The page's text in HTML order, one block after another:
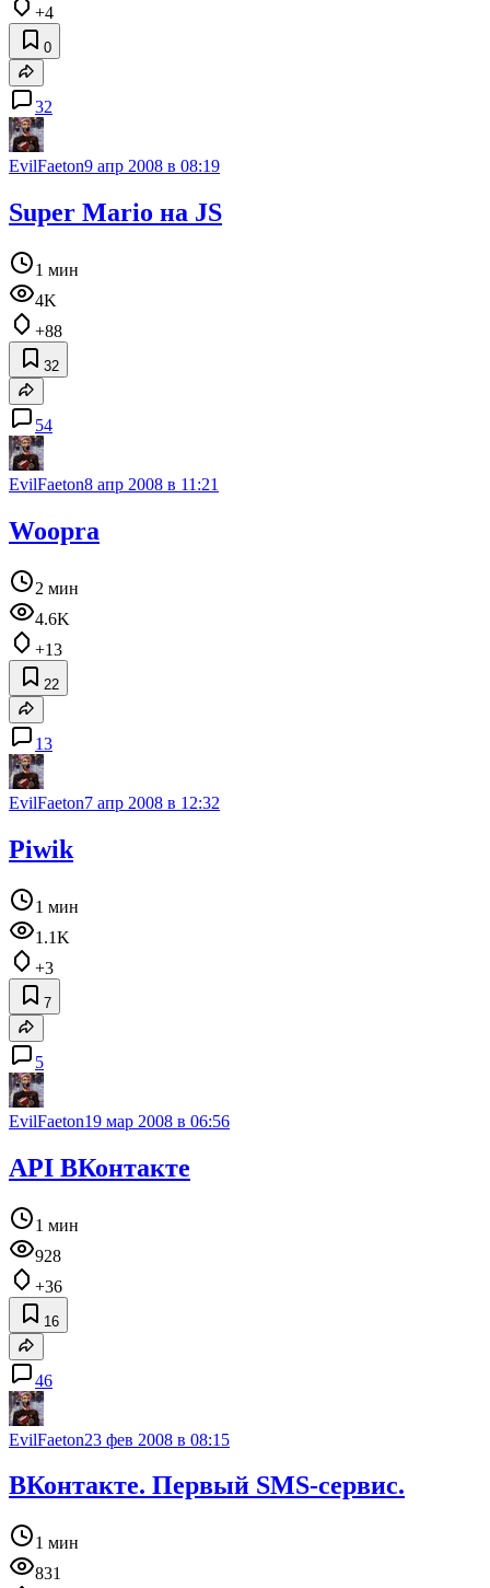
+4
0
32
EvilFaeton9 апр 2008 в 08:19
Super Mario на JS
1 мин
4K
+88
32
54
EvilFaeton8 апр 2008 в 11:21
Woopra
2 мин
4.6K
+13
22
13
EvilFaeton7 апр 2008 в 12:32
Piwik
1 мин
1.1K
+3
7
5
EvilFaeton19 мар 2008 в 06:56
API ВКонтакте
1 мин
928
+36
16
46
EvilFaeton23 фев 2008 в 08:15
ВКонтакте. Первый SMS-сервис.
1 мин
831